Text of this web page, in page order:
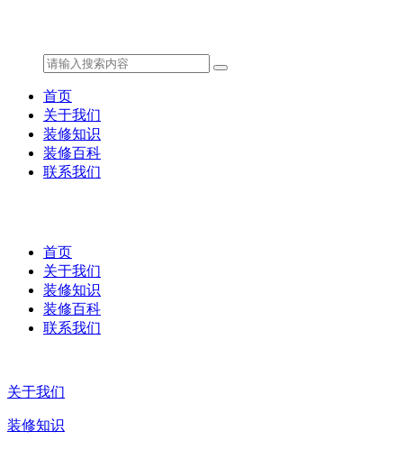
首页
关于我们
装修知识
装修百科
联系我们
首页
关于我们
装修知识
装修百科
联系我们
关于我们
装修知识